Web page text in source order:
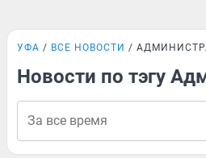
УФА ВСЕ НОВОСТИ
Новости по тэгу